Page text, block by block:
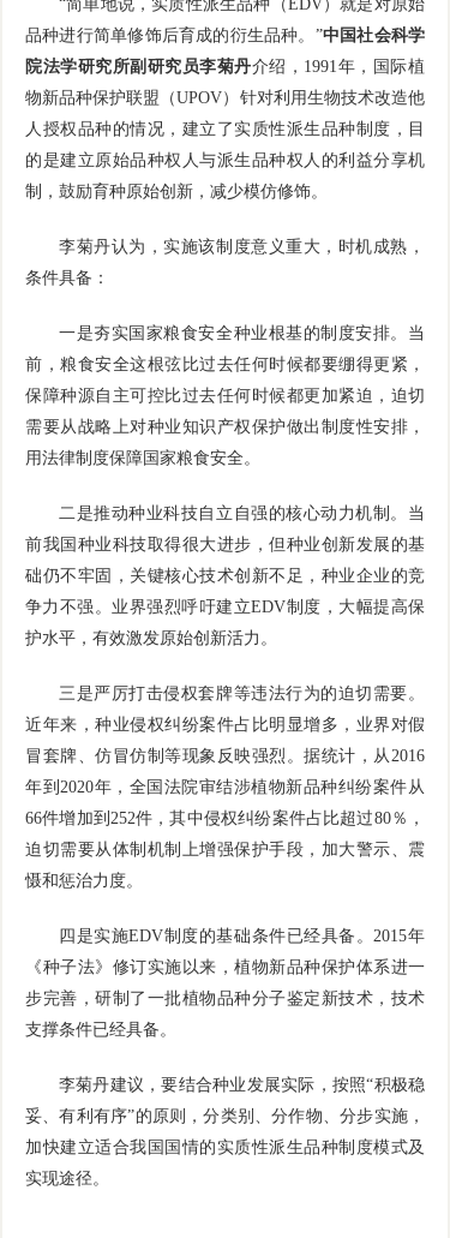
“简单地说，实质性派生品种（ EDV ）就是对原始
品种进行简单修饰后育成的衍生品种。”中国社会科学
院法学研究所副研究员李菊丹介绍， 1991年，国际植
物新品种保护联盟（UPOV）针对利用生物技术改造他
人授权品种的情况，建立了实质性派生品种制度，目
的是建立原始品种权人与派生品种权人的利益分享机
制，鼓励育种原始创新，减少模仿修饰。
李菊丹认为，实施该制度意义重大，时机成熟，
条件具备：
一是夯实国家粮食安全种业根基的制度安排。当
前，粮食安全这根弦比过去任何时候都要绷得更紧，
保障种源自主可控比过去任何时候都更加紧迫，迫切
需要从战略上对种业知识产权保护做出制度性安排，
用法律制度保障国家粮食安全。
二是推动种业科技自立自强的核心动力机制。当
前我国种业科技取得很大进步，但种业创新发展的基
础仍不牢固，关键核心技术创新不足，种业企业的竞
争力不强。业界强烈呼吁建立EDV制度，大幅提高保
护水平，有效激发原始创新活力。
三是严厉打击侵权套牌等违法行为的迫切需要。
近年来，种业侵权纠纷案件占比明显增多，业界对假
冒套牌、仿冒仿制等现象反映强烈。据统计，从2016
年到2020年，全国法院审结涉植物新品种纠纷案件从
66件增加到 252件，其中侵权纠纷案件占比超过80％，
迫切需要从体制机制上增强保护手段，加大警示、震
慑和惩治力度。
四是实施EDV制度的基础条件已经具备。2015年
《种子法》修订实施以来，植物新品种保护体系进一
步完善，研制了一批植物品种分子鉴定新技术，技术
支撑条件已经具备。
李菊丹建议，要结合种业发展实际，按照“积极稳
妥、有利有序”的原则，分类别、分作物、分步实施，
加快建立适合我国国情的实质性派生品种制度模式及
实现途径。